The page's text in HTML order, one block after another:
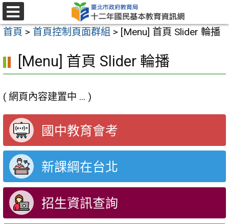
跳
至
主
內
區
選
單
首頁 > 首頁控制頁面群組 > [Menu] 首頁 Slider 輪播
國中教育會考
新課綱在台北
招生資訊查詢
[Menu] 首頁 Slider 輪播
( 網頁內容建置中 ... )